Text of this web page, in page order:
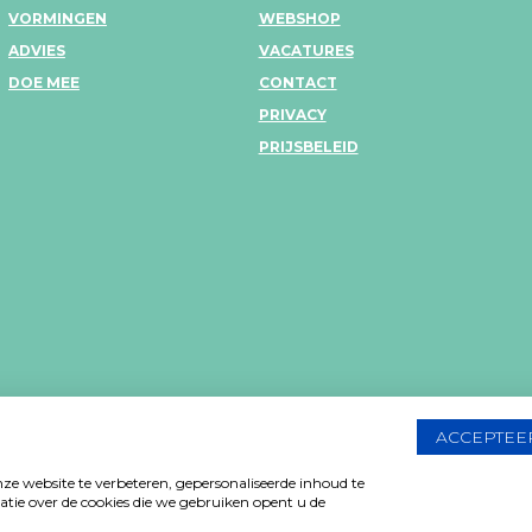
VORMINGEN
ADVIES
DOE MEE
WEBSHOP
VACATURES
CONTACT
PRIVACY
PRIJSBELEID
Design: Bjorn Van Houtte & Tim
website te verbeteren, gepersonaliseerde inhoud te
over de cookies die we gebruiken opent u de